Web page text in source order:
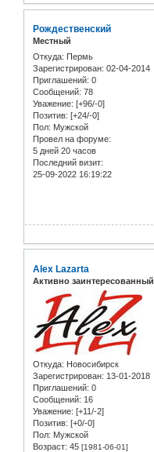
Рождественский
Местный
Откуда: Пермь
Зарегистрирован: 02-04-2014
Приглашений: 0
Сообщений: 78
Уважение: [+96/-0]
Позитив: [+24/-0]
Пол: Мужской
Провел на форуме:
5 дней 20 часов
Последний визит:
25-09-2022 16:19:22
Alex Lazarta
Активно заинтересованный
Откуда: Новосибирск
Зарегистрирован: 13-01-2018
Приглашений: 0
Сообщений: 16
Уважение: [+11/-2]
Позитив: [+0/-0]
Пол: Мужской
Возраст: 45 [1981-06-01]